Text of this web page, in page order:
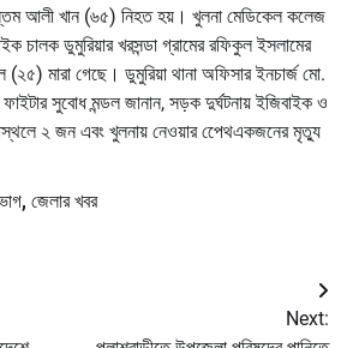
আলী খান (৬৫) নিহত হয়। খুলনা মেডিকেল কলেজ
চালক ডুমুরিয়ার খরসন্ডা গ্রামের রফিকুল ইসলামের
(২৫) মারা গেছে। ডুমুরিয়া থানা অফিসার ইনচার্জ মো.
ফাইটার সুবোধ মন্ডল জানান, সড়ক দুর্ঘটনায় ইজিবাইক ও
২ জন এবং খুলনায় নেওয়ার পেেথএকজনের মৃত্যু
, জেলার খবর
Next: